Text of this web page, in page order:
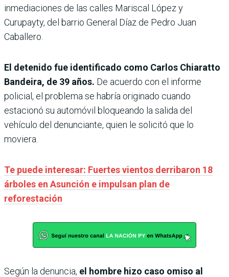
inmediaciones de las calles Mariscal López y
Curupayty, del barrio General Díaz de Pedro Juan
Caballero.
El detenido fue identificado como Carlos Chiaratto
Bandeira, de 39 años. De acuerdo con el informe
policial, el problema se habría originado cuando
estacionó su automóvil bloqueando la salida del
vehículo del denunciante, quien le solicitó que lo
moviera.
Te puede interesar: Fuertes vientos derribaron 18
árboles en Asunción e impulsan plan de
reforestación
Según la denuncia, el hombre hizo caso omiso al